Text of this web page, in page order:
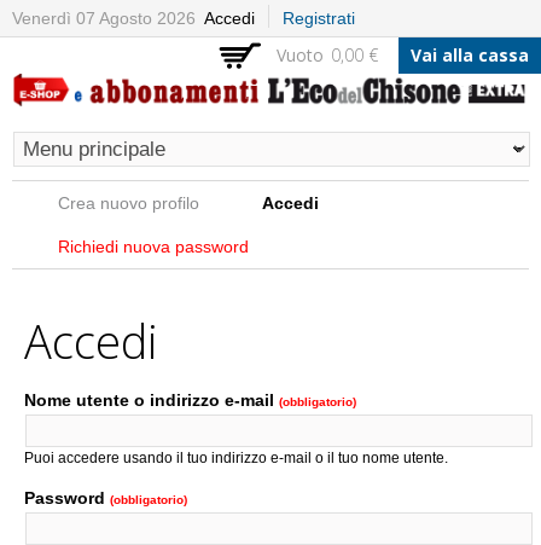
Salta al
contenuto
principale
Venerdì 07 Agosto 2026 Accedi Registrati
Vuoto 0,00 € Vai alla cassa
Schede primarie
Crea nuovo profilo Accedi
Richiedi nuova password
Accedi
Nome utente o indirizzo e-mail (obbligatorio)
Puoi accedere usando il tuo indirizzo e-mail o il tuo nome utente.
Password (obbligatorio)